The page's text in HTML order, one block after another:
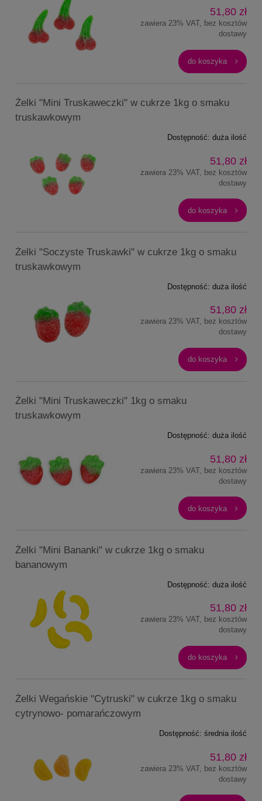
51,80 zł
zawiera 23% VAT, bez kosztów
dostawy
do koszyka
Żelki "Mini Truskaweczki" w cukrze 1kg o smaku
truskawkowym
Dostępność: duża ilość
51,80 zł
zawiera 23% VAT, bez kosztów
dostawy
do koszyka
Żelki "Soczyste Truskawki" w cukrze 1kg o smaku
truskawkowym
Dostępność: duża ilość
51,80 zł
zawiera 23% VAT, bez kosztów
dostawy
do koszyka
Żelki "Mini Truskaweczki" 1kg o smaku
truskawkowym
Dostępność: duża ilość
51,80 zł
zawiera 23% VAT, bez kosztów
dostawy
do koszyka
Żelki "Mini Bananki" w cukrze 1kg o smaku
bananowym
Dostępność: duża ilość
51,80 zł
zawiera 23% VAT, bez kosztów
dostawy
do koszyka
Żelki Wegańskie "Cytruski" w cukrze 1kg o smaku
cytrynowo- pomarańczowym
Dostępność: średnia ilość
51,80 zł
zawiera 23% VAT, bez kosztów
dostawy